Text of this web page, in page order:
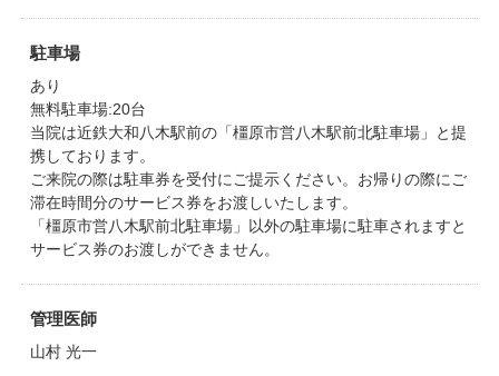
駐車場
あり
無料駐車場:20台
当院は近鉄大和八木駅前の「橿原市営八木駅前北駐車場」と提
携しております。
ご来院の際は駐車券を受付にご提示ください。お帰りの際にご
滞在時間分のサービス券をお渡しいたします。
「橿原市営八木駅前北駐車場」以外の駐車場に駐車されますと
サービス券のお渡しができません。
管理医師
山村 光一